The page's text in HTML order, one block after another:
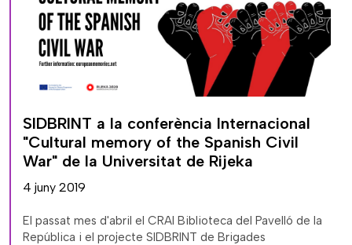
SIDBRINT a la conferència Internacional
"Cultural memory of the Spanish Civil
War" de la Universitat de Rijeka
4 juny 2019
El passat mes d'abril el CRAI Biblioteca del Pavelló de la
República i el projecte SIDBRINT de Brigades